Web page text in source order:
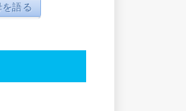
語る